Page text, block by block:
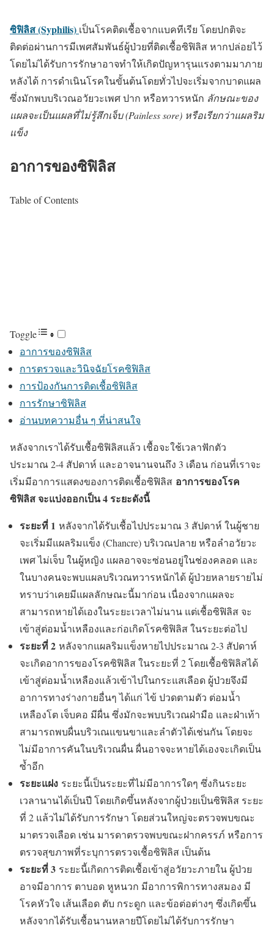
ซิฟิลิส (Syphilis) เป็นโรคติดเชื้อจากแบคทีเรีย โดยปกติจะ
ติดต่อผ่านการมีเพศสัมพันธ์ผู้ป่วยที่ติดเชื้อซิฟิลิส หากปล่อยไว้
โดยไม่ได้รับการรักษาอาจทำให้เกิดปัญหารุนแรงตามมาภาย
หลังได้ การดำเนินโรคในขั้นต้นโดยทั่วไปจะเริ่มจากบาดแผล
ซึ่งมักพบบริเวณอวัยวะเพศ ปาก หรือทวารหนัก ลักษณะของ
แผลจะเป็นแผลที่ไม่รู้สึกเจ็บ (Painless sore) หรือเรียกว่าแผลริม
แข็ง
อาการของซิฟิลิส
Table of Contents
Toggle
อาการของซิฟิลิส
การตรวจและวินิจฉัยโรคซิฟิลิส
การป้องกันการติดเชื้อซิฟิลิส
การรักษาซิฟิลิส
อ่านบทความอื่น ๆ ที่น่าสนใจ
หลังจากเราได้รับเชื้อซิฟิลิสแล้ว เชื้อจะใช้เวลาฟักตัว
ประมาณ 2-4 สัปดาห์ และอาจนานจนถึง 3 เดือน ก่อนที่เราจะ
เริ่มมีอาการแสดงของการติดเชื้อซิฟิลิส อาการของโรค
ซิฟิลิส จะแบ่งออกเป็น 4 ระยะดังนี้
ระยะที่ 1 หลังจากได้รับเชื้อไปประมาณ 3 สัปดาห์ ในผู้ชาย
จะเริ่มมีแผลริมแข็ง (Chancre) บริเวณปลาย หรือลำอวัยวะ
เพศ ไม่เจ็บ ในผู้หญิง แผลอาจจะซ่อนอยู่ในช่องคลอด และ
ในบางคนจะพบแผลบริเวณทวารหนักได้ ผู้ป่วยหลายรายไม่
ทราบว่าเคยมีแผลลักษณะนี้มาก่อน เนื่องจากแผลจะ
สามารถหายได้เองในระยะเวลาไม่นาน แต่เชื้อซิฟิลิส จะ
เข้าสู่ต่อมน้ำเหลืองและก่อเกิดโรคซิฟิลิส ในระยะต่อไป
ระยะที่ 2 หลังจากแผลริมแข็งหายไปประมาณ 2-3 สัปดาห์
จะเกิดอาการของโรคซิฟิลิส ในระยะที่ 2 โดยเชื้อซิฟิลิสได้
เข้าสู่ต่อมน้ำเหลืองแล้วเข้าไปในกระแสเลือด ผู้ป่วยจึงมี
อาการทางร่างกายอื่นๆ ได้แก่ ไข้ ปวดตามตัว ต่อมน้ำ
เหลืองโต เจ็บคอ มีผื่น ซึ่งมักจะพบบริเวณฝ่ามือ และฝ่าเท้า
สามารถพบผื่นบริวเณแขนขาและลำตัวได้เช่นกัน โดยจะ
ไม่มีอาการคันในบริเวณผื่น ผื่นอาจจะหายได้เองจะเกิดเป็น
ซ้ำอีก
ระยะแฝง ระยะนี้เป็นระยะที่ไม่มีอาการใดๆ ซึ่งกินระยะ
เวลานานได้เป็นปี โดยเกิดขึ้นหลังจากผู้ป่วยเป็นซิฟิลิส ระยะ
ที่ 2 แล้วไม่ได้รับการรักษา โดยส่วนใหญ่จะตรวจพบขณะ
มาตรวจเลือด เช่น มารดาตรวจพบขณะฝากครรภ์ หรือการ
ตรวจสุขภาพที่ระบุการตรวจเชื้อซิฟิลิส เป็นต้น
ระยะที่ 3 ระยะนี้เกิดการติดเชื้อเข้าสู่อวัยวะภายใน ผู้ป่วย
อาจมีอาการ ตาบอด หูหนวก มีอาการพิการทางสมอง มี
โรคหัวใจ เส้นเลือด ตับ กระดูก และข้อต่อต่างๆ ซึ่งเกิดขึ้น
หลังจากได้รับเชื้อนานหลายปีโดยไม่ได้รับการรักษา